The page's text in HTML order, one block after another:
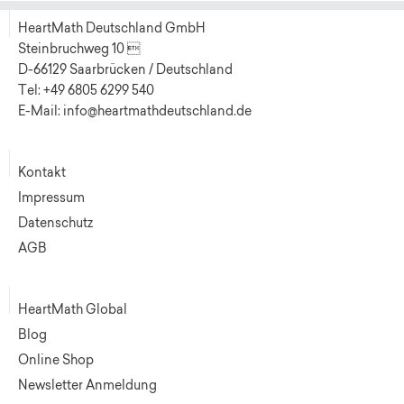
HeartMath Deutschland GmbH
Steinbruchweg 10 
D-66129 Saarbrücken / Deutschland
Tel: +49 6805 6299 540
E-Mail: info@heartmathdeutschland.de
Kontakt
Impressum
Datenschutz
AGB
HeartMath Global
Blog
Online Shop
Newsletter Anmeldung